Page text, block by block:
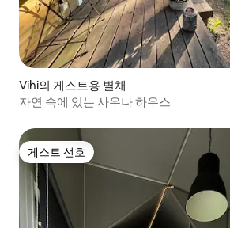
Vihi의 게스트용 별채
자연 속에 있는 사우나 하우스
게스트 선호
게스트 선호